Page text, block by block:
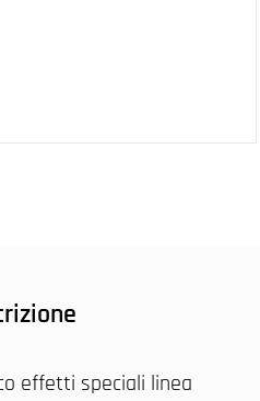
effetti speciali linea